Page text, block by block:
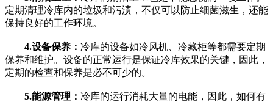
定期清理冷库内的垃圾和污渍，不仅可以防止细菌滋生，还能
保持良好的工作环境。
4.设备保养： 冷库的设备如冷风机、冷藏柜等都需要定期
保养和维护。设备的正常运行是保证冷库效果的关键，因此，
定期的检查和保养是必不可少的。
5.能源管理： 冷库的运行消耗大量的电能，因此，如何有